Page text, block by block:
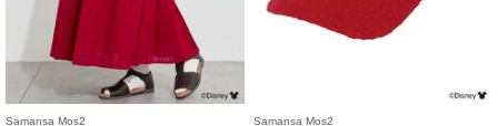
Samansa Mos2 Samansa Mos2